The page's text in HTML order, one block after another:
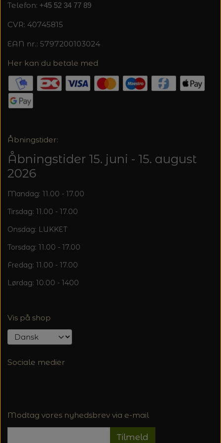
Telefon: +45 52 34 77 89
CVR: 40745815
EAN nr.: 5797200103024
Her kan du betale med
Åbningstider:
Åbningstider 15. juni - 15. august
2026
Mandag: 11.00 - 17.00
Tirsdag: 11.00 - 17.00
Onsdag: LUKKET
Torsdag: 11.00 - 17.00
Fredag: 11.00 - 17.00
Lørdag: 10.00 - 1400
Vis på shop
Sociale medier
Modtag vores nyhedsbrev via e-mail
Tilmeld